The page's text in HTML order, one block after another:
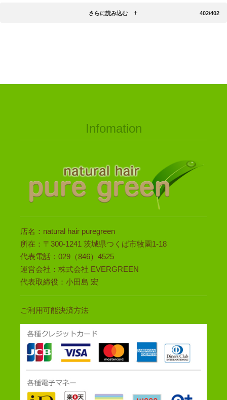
さらに読み込む 402/402
Infomation
店名：natural hair puregreen
所在：〒300-1241 茨城県つくば市牧園1-18
代表電話：029（846）4525
運営会社：株式会社 EVERGREEN
代表取締役：小田島 宏
ご利用可能決済方法